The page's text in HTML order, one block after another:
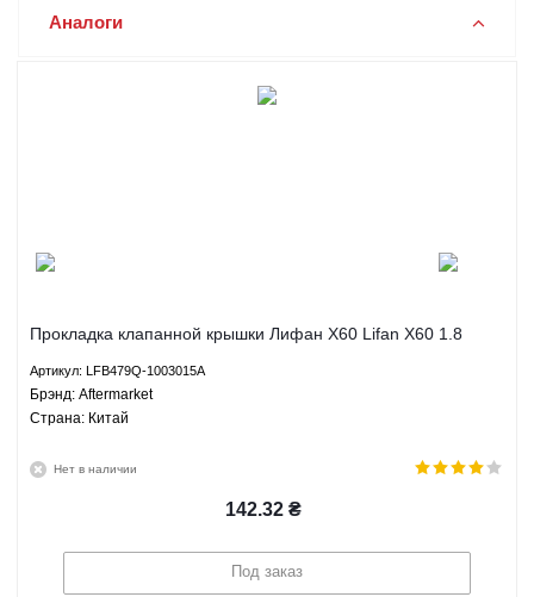
Аналоги
Прокладка клапанной крышки Лифан Х60 Lifan X60 1.8
Артикул: LFB479Q-1003015A
Брэнд: Aftermarket
Страна: Китай
Нет в наличии
142.32₴
Под заказ